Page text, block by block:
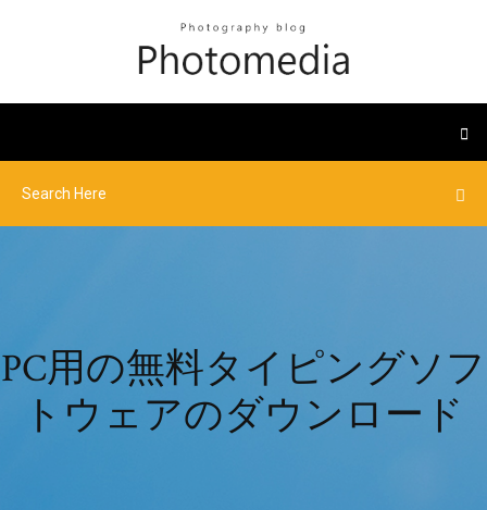
PC用の無料タイピングソフ
トウェアのダウンロード